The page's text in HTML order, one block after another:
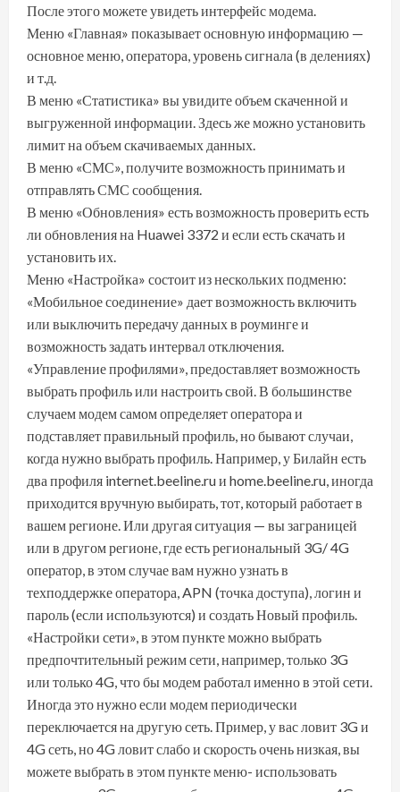
После этого можете увидеть интерфейс модема.
Меню «Главная» показывает основную информацию —
основное меню, оператора, уровень сигнала (в делениях)
и т.д.
В меню «Статистика» вы увидите объем скаченной и
выгруженной информации. Здесь же можно установить
лимит на объем скачиваемых данных.
В меню «СМС», получите возможность принимать и
отправлять СМС сообщения.
В меню «Обновления» есть возможность проверить есть
ли обновления на Huawei 3372 и если есть скачать и
установить их.
Меню «Настройка» состоит из нескольких подменю:
«Мобильное соединение» дает возможность включить
или выключить передачу данных в роуминге и
возможность задать интервал отключения.
«Управление профилями», предоставляет возможность
выбрать профиль или настроить свой. В большинстве
случаем модем самом определяет оператора и
подставляет правильный профиль, но бывают случаи,
когда нужно выбрать профиль. Например, у Билайн есть
два профиля internet.beeline.ru и home.beeline.ru, иногда
приходится вручную выбирать, тот, который работает в
вашем регионе. Или другая ситуация — вы заграницей
или в другом регионе, где есть региональный 3G/ 4G
оператор, в этом случае вам нужно узнать в
техподдержке оператора, APN (точка доступа), логин и
пароль (если используются) и создать Новый профиль.
«Настройки сети», в этом пункте можно выбрать
предпочтительный режим сети, например, только 3G
или только 4G, что бы модем работал именно в этой сети.
Иногда это нужно если модем периодически
переключается на другую сеть. Пример, у вас ловит 3G и
4G сеть, но 4G ловит слабо и скорость очень низкая, вы
можете выбрать в этом пункте меню- использовать